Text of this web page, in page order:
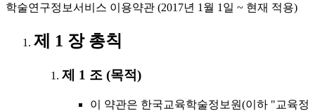
학술연구정보서비스 이용약관 (2017년 1월 1일 ~ 현재 적용)
제 1 장 총칙
제 1 조 (목적)
이 약관은 한국교육학술정보원(이하 "교육정